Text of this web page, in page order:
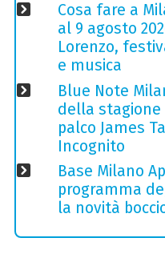
Cosa fare a
al 9 agosto
Lorenzo,
e musica
Blue Note
della stagione
palco James
Incognito
Base Milano
programma
la novità